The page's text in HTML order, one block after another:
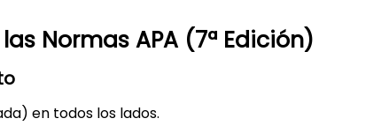
Normas APA (7ª Edición)
en todos los lados.